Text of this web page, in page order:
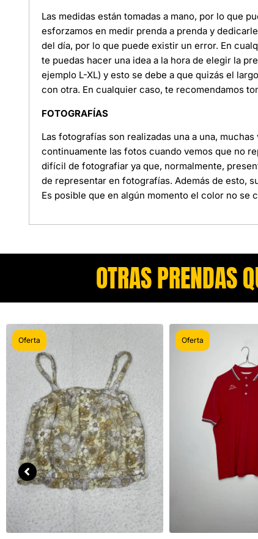
Las medidas están tomadas a mano, por lo que
esforzamos en medir prenda a prenda y
del día, por lo que puede existir un error. En
te puedas hacer una idea a la hora de elegir la
ejemplo L-XL) y esto se debe a que quizás el
con otra. En cualquier caso, te recomendamos
FOTOGRAFÍAS
Las fotografías son realizadas una a una,
continuamente las fotos cuando vemos que no
difícil de fotografiar ya que, normalmente,
de representar en fotografías. Además de esto,
Es posible que en algún momento el color no se
OTRAS PRENDAS
Oferta Oferta